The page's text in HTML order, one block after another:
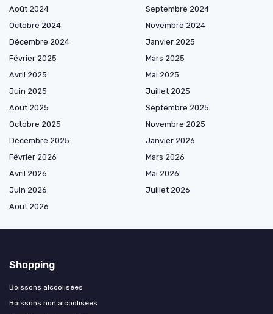
Août 2024
Septembre 2024
Octobre 2024
Novembre 2024
Décembre 2024
Janvier 2025
Février 2025
Mars 2025
Avril 2025
Mai 2025
Juin 2025
Juillet 2025
Août 2025
Septembre 2025
Octobre 2025
Novembre 2025
Décembre 2025
Janvier 2026
Février 2026
Mars 2026
Avril 2026
Mai 2026
Juin 2026
Juillet 2026
Août 2026
Shopping
Boissons alcoolisées
Boissons non alcoolisées